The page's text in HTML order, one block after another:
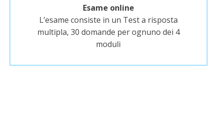
Esame online
L’esame consiste in un Test a risposta
multipla, 30 domande per ognuno dei 4
moduli